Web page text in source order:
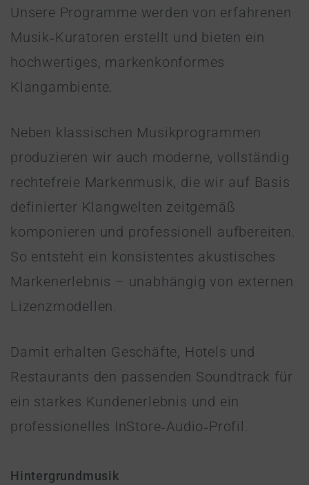
Unsere Programme werden von erfahrenen
Musik‑Kuratoren erstellt und bieten ein
hochwertiges, markenkonformes
Klangambiente.
Neben klassischen Musikprogrammen
produzieren wir auch moderne, vollständig
rechtefreie Markenmusik, die wir auf Basis
definierter Klangwelten zeitgemäß
komponieren und professionell aufbereiten.
So entsteht ein konsistentes akustisches
Markenerlebnis – unabhängig von externen
Lizenzmodellen.
Damit erhalten Geschäfte, Hotels und
Restaurants den passenden Soundtrack für
ein starkes Kundenerlebnis und ein
professionelles InStore‑Audio‑Profil.
Hintergrundmusik